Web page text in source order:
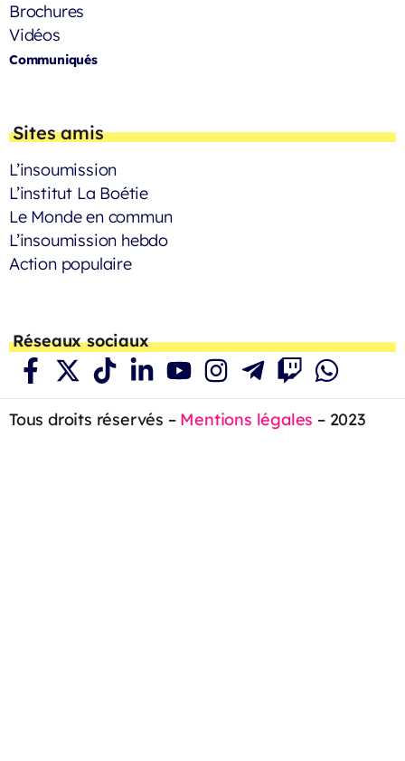
Brochures
Vidéos
Communiqués
Sites amis
L’insoumission
L’institut La Boétie
Le Monde en commun
L’insoumission hebdo
Action populaire
Réseaux sociaux
Tous droits réservés – Mentions légales – 2023